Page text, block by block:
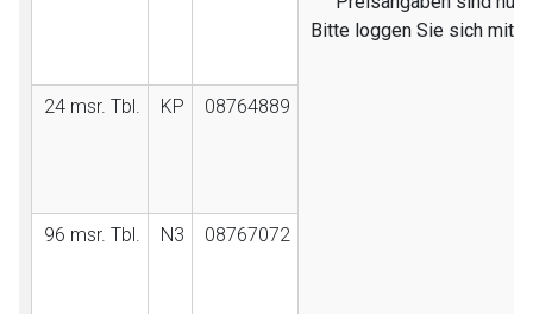
Bitte loggen Sie sich mit
24 msr. Tbl. KP 08764889
96 msr. Tbl. N3 08767072